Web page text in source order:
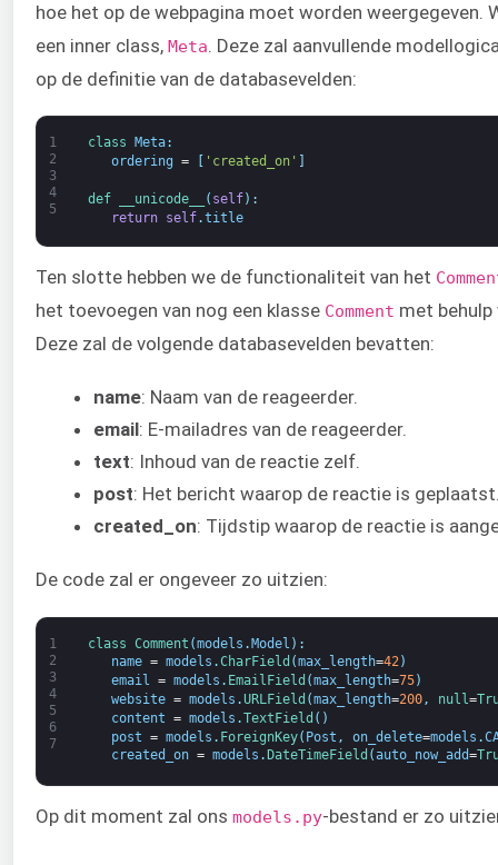
hoe het op de webpagina moet worden weergegeven.
een inner class, Meta . Deze zal aanvullende
op de definitie van de databasevelden:
1
2
3
4
5
class Meta:
ordering = 'created_on'
def __unicode__ ( self) :
return
self.title
Ten slotte hebben we de functionaliteit van het
het toevoegen van nog een klasse Comment met
Deze zal de volgende databasevelden bevatten:
name: Naam van de reageerder.
email: E-mailadres van de reageerder.
text: Inhoud van de reactie zelf.
post: Het bericht waarop de reactie is
created_on: Tijdstip waarop de reactie is
De code zal er ongeveer zo uitzien:
1
2
3
4
5
6
7
class Comment (models .Model ) :
name = models .CharField (max_length=42)
email = models . EmailField (max_length=75)
website = models .URLField (max_length=200, null=
content = models .TextField ( )
post = models . ForeignKey( Post , on_delete=models .
created_on = models . DateTimeField (auto_now_add=
Op dit moment zal ons models.py-bestand er zo